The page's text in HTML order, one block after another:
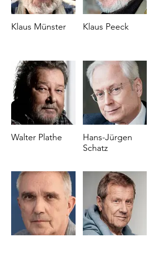
Klaus Münster Klaus Peeck
Walter Plathe
Hans-Jürgen
Schatz